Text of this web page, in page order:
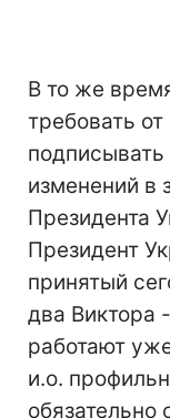
В то же
требовать
подписывать
изменений в
Президента
Президент
принятый
два Виктора -
работают
и.о.